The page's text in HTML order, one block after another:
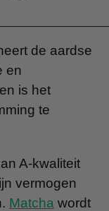
de aardse
en
is het
te
A-kwaliteit
vermogen
Matcha wordt